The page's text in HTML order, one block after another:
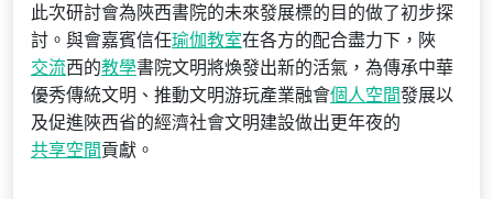
此次研討會為陜西書院的未來發展標的目的做了初步探
討。與會嘉賓信任瑜伽教室在各方的配合盡力下，陜
交流西的教學書院文明將煥發出新的活氣，為傳承中華
優秀傳統文明、推動文明游玩產業融會個人空間發展以
及促進陜西省的經濟社會文明建設做出更年夜的
共享空間貢獻。